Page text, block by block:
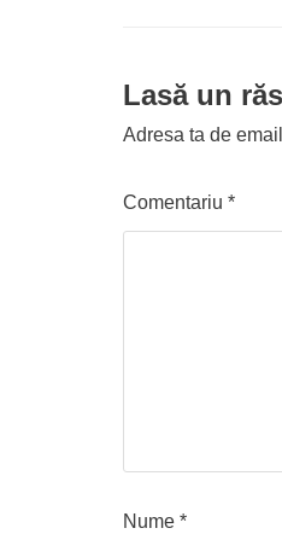
Lasă un
Adresa ta de
Comentariu *
Nume *